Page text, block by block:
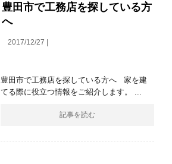
豊田市で工務店を探している方
へ
2017/12/27 |
豊田市で工務店を探している方へ 家を建
てる際に役立つ情報をご紹介します。 ...
記事を読む